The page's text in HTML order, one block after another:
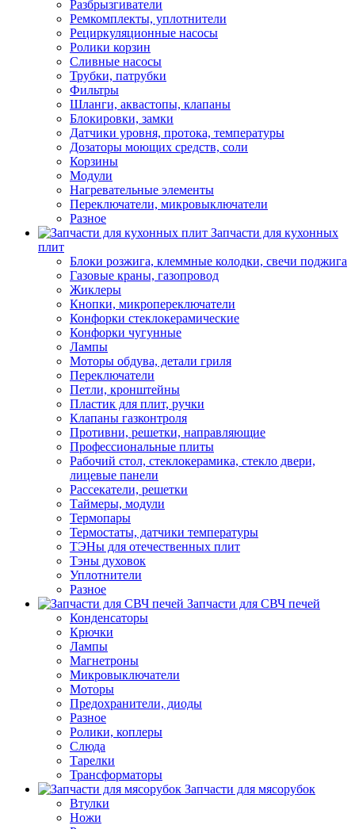
Разбрызгиватели
Ремкомплекты, уплотнители
Рециркуляционные насосы
Ролики корзин
Сливные насосы
Трубки, патрубки
Фильтры
Шланги, аквастопы, клапаны
Блокировки, замки
Датчики уровня, протока, температуры
Дозаторы моющих средств, соли
Корзины
Модули
Нагревательные элементы
Переключатели, микровыключатели
Разное
Запчасти для кухонных
плит
Блоки розжига, клеммные колодки, свечи поджига
Газовые краны, газопровод
Жиклеры
Кнопки, микропереключатели
Конфорки стеклокерамические
Конфорки чугунные
Лампы
Моторы обдува, детали гриля
Переключатели
Петли, кронштейны
Пластик для плит, ручки
Клапаны газконтроля
Противни, решетки, направляющие
Профессиональные плиты
Рабочий стол, стеклокерамика, стекло двери,
лицевые панели
Рассекатели, решетки
Таймеры, модули
Термопары
Термостаты, датчики температуры
ТЭНы для отечественных плит
Тэны духовок
Уплотнители
Разное
Запчасти для СВЧ печей
Конденсаторы
Крючки
Лампы
Магнетроны
Микровыключатели
Моторы
Предохранители, диоды
Разное
Ролики, коплеры
Слюда
Тарелки
Трансформаторы
Запчасти для мясорубок
Втулки
Ножи